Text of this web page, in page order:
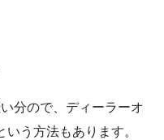
分ので、ディーラーオ
う方法もあります。